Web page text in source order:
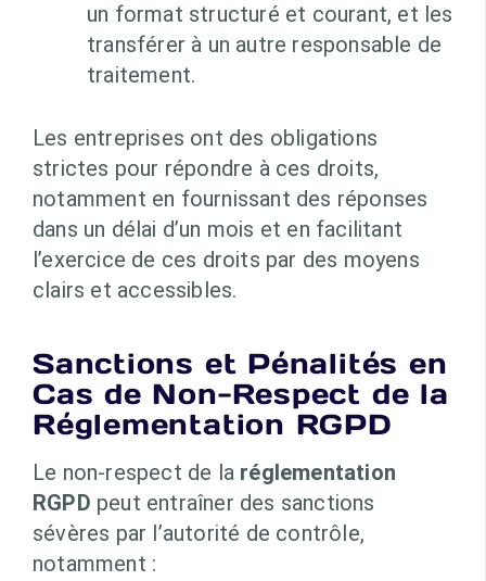
un format structuré et courant, et les
transférer à un autre responsable de
traitement.
Les entreprises ont des obligations
strictes pour répondre à ces droits,
notamment en fournissant des réponses
dans un délai d’un mois et en facilitant
l’exercice de ces droits par des moyens
clairs et accessibles.
Sanctions et Pénalités en
Cas de Non-Respect de la
Réglementation RGPD
Le non-respect de la réglementation
RGPD peut entraîner des sanctions
sévères par l’autorité de contrôle,
notamment :